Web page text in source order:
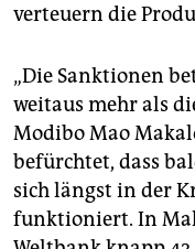
verteuern die
„Die Sanktionen
weitaus mehr als
Modibo Mao
befürchtet, dass
sich längst in der
funktioniert. In